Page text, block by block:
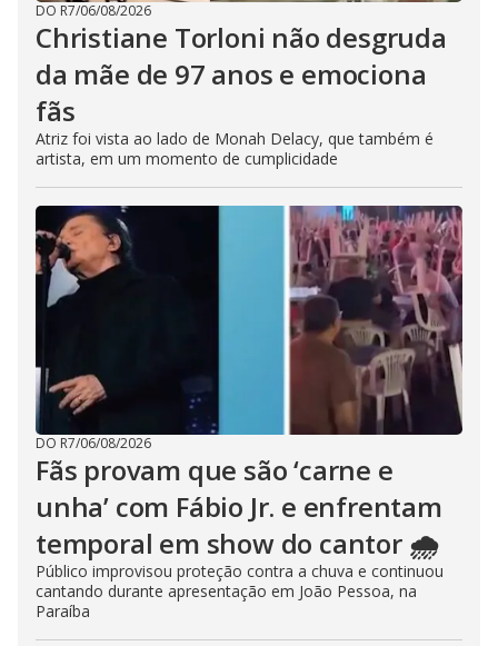
DO R7/06/08/2026
Christiane Torloni não desgruda
da mãe de 97 anos e emociona
fãs
Atriz foi vista ao lado de Monah Delacy, que também é
artista, em um momento de cumplicidade
DO R7/06/08/2026
Fãs provam que são ‘carne e
unha’ com Fábio Jr. e enfrentam
temporal em show do cantor 🌧️
Público improvisou proteção contra a chuva e continuou
cantando durante apresentação em João Pessoa, na
Paraíba